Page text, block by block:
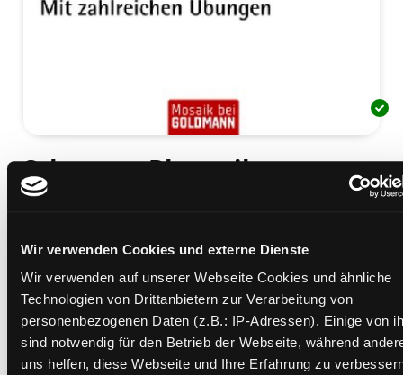
Wir verwenden Cookies und externe Dienste
Wir verwenden auf unserer Webseite Cookies und ähnliche
Technologien von Drittanbietern zur Verarbeitung von
personenbezogenen Daten (z.B.: IP-Adressen). Einige von
sind notwendig für den Betrieb der Webseite, während
uns helfen, diese Webseite und Ihre Erfahrung zu
Schwarze Rhetorik
Macht und Magie der Sprache
Verfasser: Suche nach diesem Verfasser
Bredemeier, Karsten
Beschreibung ein-/ausblenden
Mehr Informationen ein-/ausblenden